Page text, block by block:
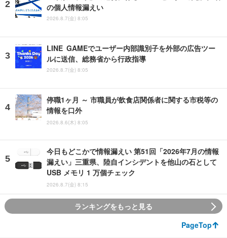
の個人情報漏えい
2026.8.7(金) 8:05
LINE GAMEでユーザー内部識別子を外部の広告ツー
ルに送信、総務省から行政指導
2026.8.7(金) 8:05
停職1ヶ月 ～ 市職員が飲食店関係者に関する市税等の
情報を口外
2026.8.6(木) 8:05
今日もどこかで情報漏えい 第51回「2026年7月の情報
漏えい」三重県、陸自インシデントを他山の石として
USB メモリ 1 万個チェック
2026.8.7(金) 8:15
ランキングをもっと見る
PageTop